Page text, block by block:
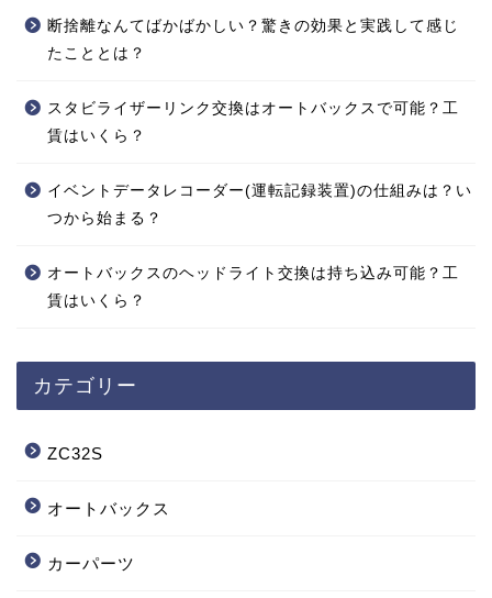
断捨離なんてばかばかしい？驚きの効果と実践して感じ
たこととは？
スタビライザーリンク交換はオートバックスで可能？工
賃はいくら？
イベントデータレコーダー(運転記録装置)の仕組みは？い
つから始まる？
オートバックスのヘッドライト交換は持ち込み可能？工
賃はいくら？
カテゴリー
ZC32S
オートバックス
カーパーツ